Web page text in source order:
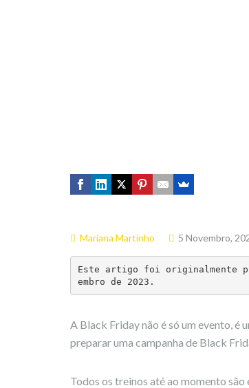
Mariana Martinho 5 Novembro,
Este artigo foi originalmente
embro de 2023.
A Black Friday não é só um evento, é
preparar uma campanha de Black
Todos os treinos até ao momento